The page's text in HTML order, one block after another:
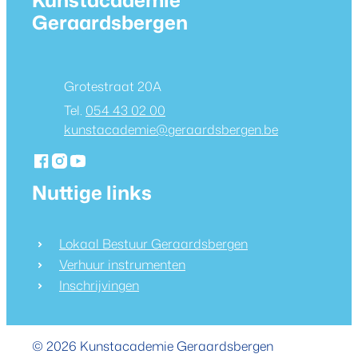
Geraardsbergen
AdresGrotestraat 20A
054 43 02 00
E-mailkunstacademie@geraardsbergen.be
Facebook
Instagram
YouTube
Nuttige links
Lokaal Bestuur Geraardsbergen
Verhuur instrumenten
Inschrijvingen
© 2026 Kunstacademie Geraardsbergen